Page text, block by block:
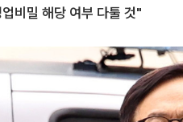
비밀 해당 여부 다툴 것"